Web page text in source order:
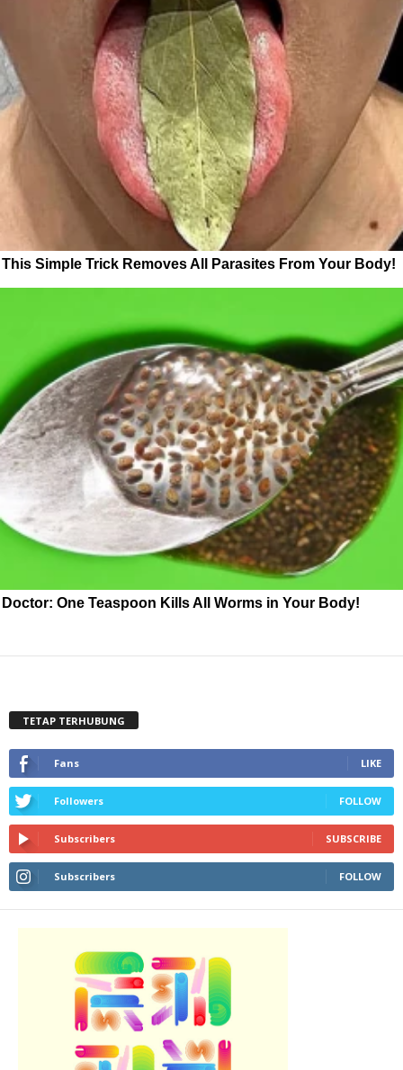
This Simple Trick Removes All Parasites From Your Body!
Doctor: One Teaspoon Kills All Worms in Your Body!
TETAP TERHUBUNG
Fans LIKE
Followers FOLLOW
Subscribers SUBSCRIBE
Subscribers FOLLOW